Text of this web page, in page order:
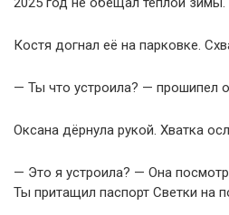
Костя догнал её на парковке.
— Ты что устроила? — прошипел
Оксана дёрнула рукой. Хватка
— Это я устроила? — Она
Ты притащил паспорт Светки на